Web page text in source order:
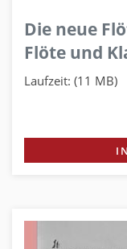
Die neue
Flöte und
Laufzeit: (11 MB)